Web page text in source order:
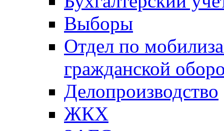
Выборы
Отдел по
гражданской
Делопроизводство
ЖКХ